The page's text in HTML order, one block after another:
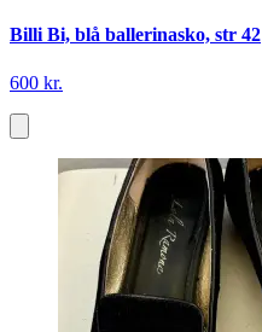
Billi Bi, blå ballerinasko, str 42
600 kr.